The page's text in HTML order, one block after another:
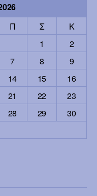
Π Σ
Κ
1
2
7 8
9
14 15
16
21 22
23
28 29
30